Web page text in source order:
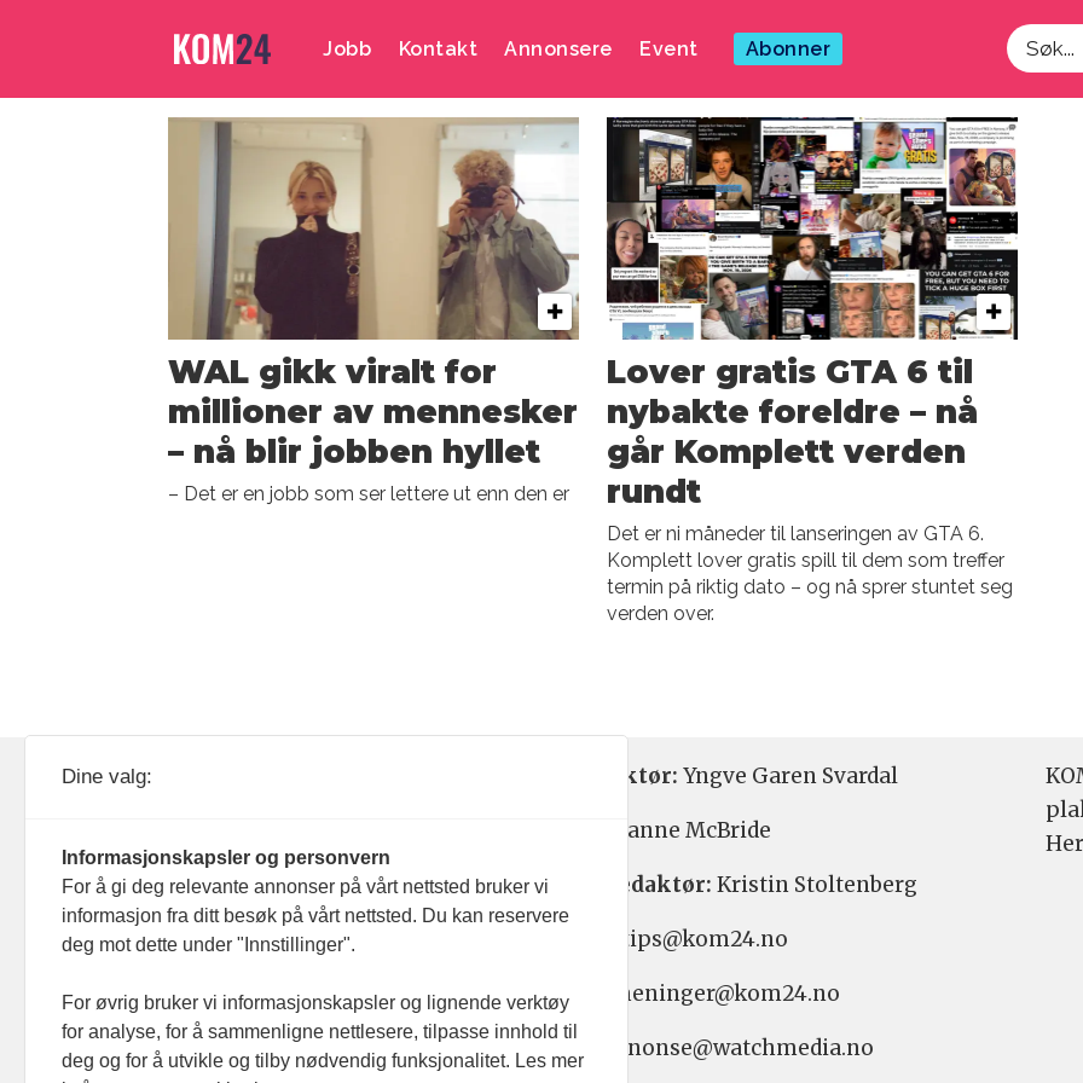
Jobb Kontakt Annonsere Event Abonner
Søk
Emne:
WAL gikk viralt for
millioner av mennesker
– nå blir jobben hyllet
– Det er en jobb som ser lettere ut enn den er
Lover gratis GTA 6 til
nybakte foreldre – nå
går Komplett verden
rundt
Det er ni måneder til lanseringen av GTA 6.
Komplett lover gratis spill til dem som treffer
termin på riktig dato – og nå sprer stuntet seg
verden over.
093 182
Nyhetsredaktør: Yngve Garen Svardal
Hanne McBride
Ansvarlig redaktør: Kristin Stoltenberg
Nyhetstips: tips@kom24.no
Meninger: meninger@kom24.no
Annonse: annonse@watchmedia.no
Dine valg:
Informasjonskapsler og personvern
For å gi deg relevante annonser på vårt nettsted bruker vi
informasjon fra ditt besøk på vårt nettsted. Du kan reservere
deg mot dette under "Innstillinger".
For øvrig bruker vi informasjonskapsler og lignende verktøy
for analyse, for å sammenligne nettlesere, tilpasse innhold til
deg og for å utvikle og tilby nødvendig funksjonalitet. Les mer